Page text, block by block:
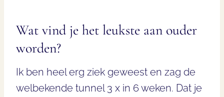
Wat vind je het leukste aan ouder
worden?
Ik ben heel erg ziek geweest en zag de
welbekende tunnel 3 x in 6 weken. Dat je